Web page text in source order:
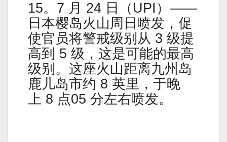
15。7 月 24 日（UPI）——
日本樱岛火山周日喷发，促
使官员将警戒级别从 3 级提
高到 5 级，这是可能的最高
级别。这座火山距离九州岛
鹿儿岛市约 8 英里，于晚
上 8 点05 分左右喷发。